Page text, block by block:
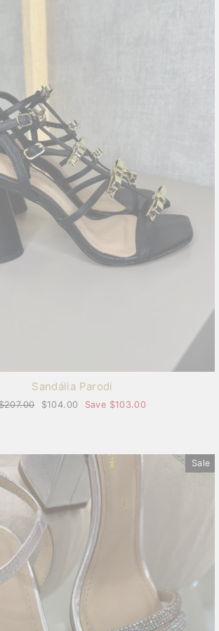
Sandália Parodi
Sale
$104.00 Save $103.00
Sale